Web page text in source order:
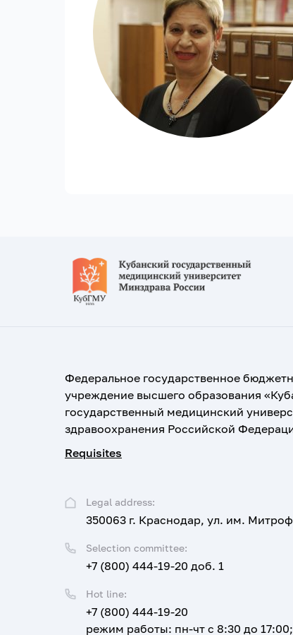
Федеральное государственное
учреждение высшего образования
государственный медицинский
здравоохранения Российской
Requisites
Legal address:
350063 г. Краснодар, ул. им.
Selection committee:
+7 (800) 444-19-20 доб. 1
Hot line:
+7 (800) 444-19-20
режим работы: пн-чт с 8:30 до